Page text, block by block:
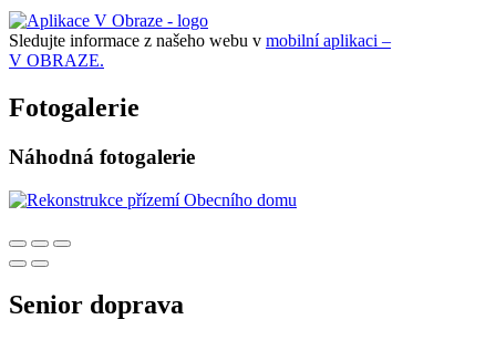
Sledujte informace z našeho webu v mobilní aplikaci –
V OBRAZE.
Fotogalerie
Náhodná fotogalerie
Senior doprava